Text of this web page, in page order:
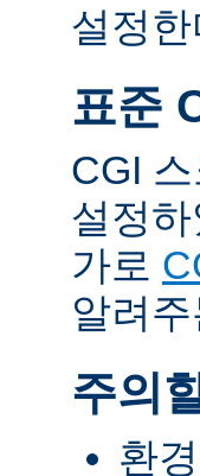
설정한
표준
CGI
설정
가로
알려
주의
환